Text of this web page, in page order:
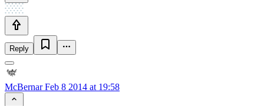
Reply
McBernarFeb 8 2014 at 19:58